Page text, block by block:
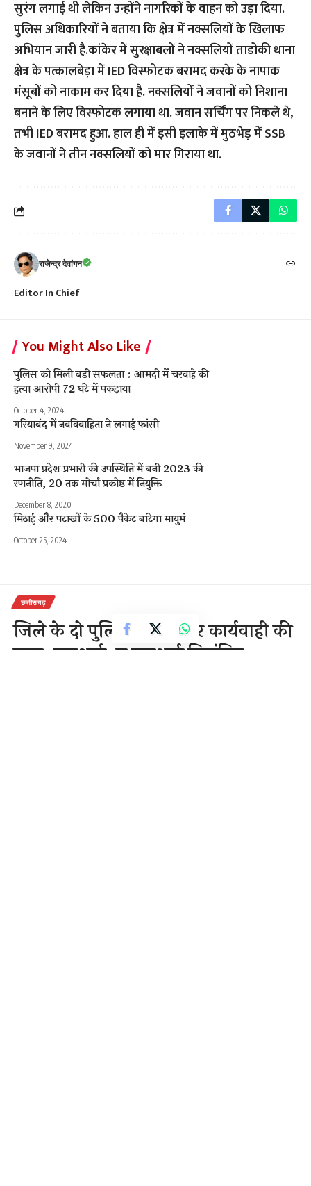
सुरंग लगाई थी लेकिन उन्होंने नागरिकों के वाहन को उड़ा दिया.
पुलिस अधिकारियों ने बताया कि क्षेत्र में नक्सलियों के खिलाफ
अभियान जारी है.कांकेर में सुरक्षाबलों ने नक्सलियों ताडोकी थाना
क्षेत्र के पत्कालबेड़ा में IED विस्फोटक बरामद करके के नापाक
मंसूबों को नाकाम कर दिया है. नक्सलियों ने जवानों को निशाना
बनाने के लिए विस्फोटक लगाया था. जवान सर्चिंग पर निकले थे,
तभी IED बरामद हुआ. हाल ही में इसी इलाके में मुठभेड़ में SSB
के जवानों ने तीन नक्सलियों को मार गिराया था.
राजेन्द्र देवांगन
Editor In Chief
You Might Also Like
पुलिस को मिली बड़ी सफलता : आमदी में चरवाहे की
हत्या आरोपी 72 घंटे में पकड़ाया
October 4, 2024
गरियाबंद में नवविवाहिता ने लगाई फांसी
November 9, 2024
भाजपा प्रदेश प्रभारी की उपस्थिति में बनी 2023 की
रणनीति, 20 तक मोर्चा प्रकोष्ठ में नियुक्ति
December 8, 2020
मिठाई और पटाखों के 500 पैकेट बांटेगा मायुमं
October 25, 2024
छत्तीसगढ़
जिले के दो पुलिस कर्मियों पर कार्यवाही की
गाज, एसआई, ए एसआई निलंबित